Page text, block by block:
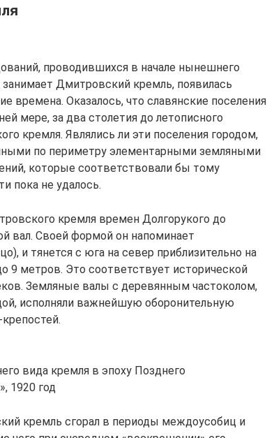
проводившихся в начале нынешнего
Дмитровский кремль, появилась
времена. Оказалось, что славянские поселения
мере, за два столетия до летописного
кремля. Являлись ли эти поселения городом,
по периметру элементарными земляными
которые соответствовали бы тому
пока не удалось.
кремля времен Долгорукого до
вал. Своей формой он напоминает
и тянется с юга на север приблизительно на
9 метров. Это соответствует исторической
Земляные валы с деревянным частоколом,
исполняли важнейшую оборонительную
вида кремля в эпоху Позднего
1920 год
кремль сгорал в периоды междоусобиц и